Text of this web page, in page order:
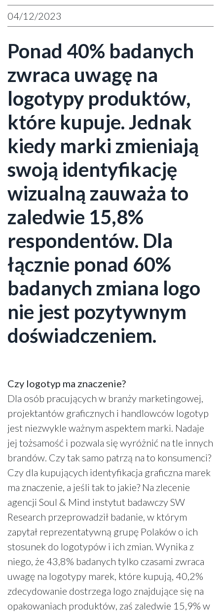
04/12/2023
Ponad 40% badanych
zwraca uwagę na
logotypy produktów,
które kupuje. Jednak
kiedy marki zmieniają
swoją identyfikację
wizualną zauważa to
zaledwie 15,8%
respondentów. Dla
łącznie ponad 60%
badanych zmiana logo
nie jest pozytywnym
doświadczeniem.
Czy logotyp ma znaczenie?
Dla osób pracujących w branży marketingowej,
projektantów graficznych i handlowców logotyp
jest niezwykle ważnym aspektem marki. Nadaje
jej tożsamość i pozwala się wyróżnić na tle innych
brandów. Czy tak samo patrzą na to konsumenci?
Czy dla kupujących identyfikacja graficzna marek
ma znaczenie, a jeśli tak to jakie? Na zlecenie
agencji Soul & Mind instytut badawczy SW
Research przeprowadził badanie, w którym
zapytał reprezentatywną grupę Polaków o ich
stosunek do logotypów i ich zmian. Wynika z
niego, że 43,8% badanych tylko czasami zwraca
uwagę na logotypy marek, które kupują, 40,2%
zdecydowanie dostrzega logo znajdujące się na
opakowaniach produktów, zaś zaledwie 15,9% w